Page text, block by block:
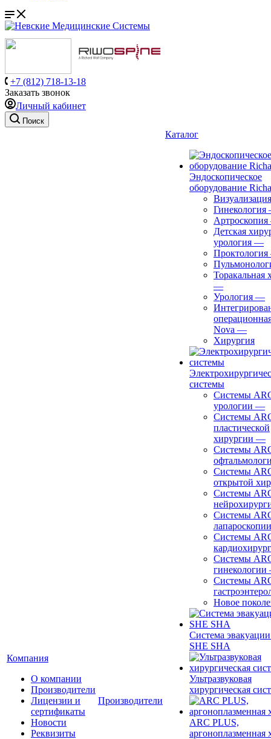
+7 (812) 718-13-18
Заказать звонок
Личный кабинет
Поиск
Компания
О компании
Производители
Лицензии и
сертификаты
Новости
Реквизиты
Производители
Каталог
Эндоскопическое
оборудование
Визуализация
Гинекология
Артроскопия
Детская
урология —
Проктология
Торакальная
—
Урология —
Nova —
Хирургия
системы
Системы
урологии —
Системы
пластической
хирургии —
Системы
Системы
открытой
Системы
Системы
лапароскопии
Системы
Системы
гинекологии
Системы
Новое
Система
SHE SHA
Ультразвуковая
хирургическая
ARC PLUS,
аргоноплазменная